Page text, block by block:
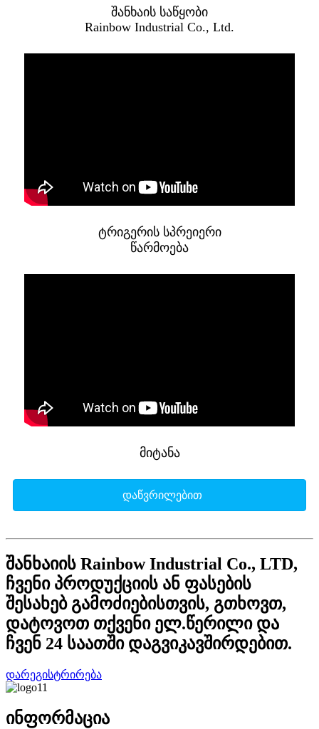
შანხაის საწყობი
Rainbow Industrial Co., Ltd.
ტრიგერის სპრეიერი
წარმოება
მიტანა
დაწვრილებით
შანხაიის Rainbow Industrial Co., LTD,
ჩვენი პროდუქციის ან ფასების
შესახებ გამოძიებისთვის, გთხოვთ,
დატოვოთ თქვენი ელ.წერილი და
ჩვენ 24 საათში დაგვიკავშირდებით.
დარეგისტრირება
ინფორმაცია